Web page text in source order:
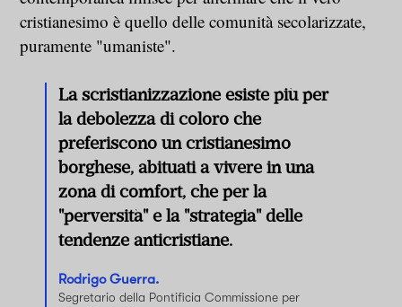
cristianesimo è quello delle comunità secolarizzate,
puramente "umaniste".
La scristianizzazione esiste più per
la debolezza di coloro che
preferiscono un cristianesimo
borghese, abituati a vivere in una
zona di comfort, che per la
"perversità" e la "strategia" delle
tendenze anticristiane.
Rodrigo Guerra.
Segretario della Pontificia Commissione per